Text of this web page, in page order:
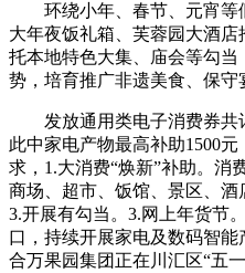
环绕小年、春节、元宵等
大年夜饭礼箱、芙蓉园大酒店
托本地特色大集、庙会等勾
势，培育推广非遗美食、保守
发放通用类电子消费券共计
此中家电产物最高补助1500
求，1.大消费“焕新”补助。消
商场、超市、饭馆、景区、酒
3.开展有勾当。3.网上年货节
口，持续开展家电及数码智
合万果园集团正在川汇区“五